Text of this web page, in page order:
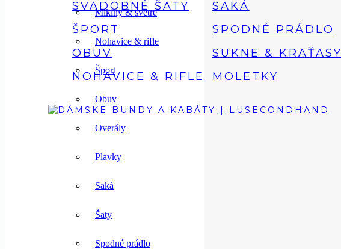
SVADOBNÉ ŠATY
ŠPORT
OBUV
NOHAVICE & RIFLE
SAKÁ
SPODNÉ PRÁDLO
SUKNE & KRAŤASY
MOLETKY
Mikiny & svetre
Nohavice & rifle
Šport
Obuv
Overály
Plavky
Saká
Šaty
Spodné prádlo